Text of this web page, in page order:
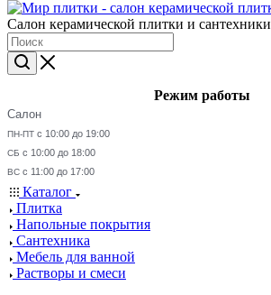
Салон керамической плитки и сантехники
Режим работы
Салон
ПН-ПТ с 10:00 до 19:00
СБ с 10:00 до 18:00
ВС с 11:00 до 17:00
Каталог
Плитка
Напольные покрытия
Сантехника
Мебель для ванной
Растворы и смеси